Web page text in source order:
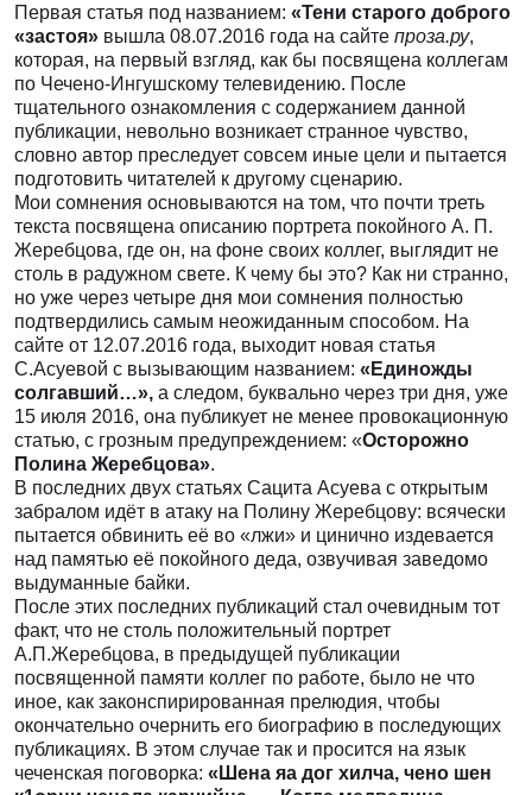
Первая статья под названием: «Тени старого доброго
«застоя» вышла 08.07.2016 года на сайте проза.ру,
которая, на первый взгляд, как бы посвящена коллегам
по Чечено-Ингушскому телевидению. После
тщательного ознакомления с содержанием данной
публикации, невольно возникает странное чувство,
словно автор преследует совсем иные цели и пытается
подготовить читателей к другому сценарию.
Мои сомнения основываются на том, что почти треть
текста посвящена описанию портрета покойного А. П.
Жеребцова, где он, на фоне своих коллег, выглядит не
столь в радужном свете. К чему бы это? Как ни странно,
но уже через четыре дня мои сомнения полностью
подтвердились самым неожиданным способом. На
сайте от 12.07.2016 года, выходит новая статья
С.Асуевой с вызывающим названием: «Единожды
солгавший…», а следом, буквально через три дня, уже
15 июля 2016, она публикует не менее провокационную
статью, с грозным предупреждением: «Осторожно
Полина Жеребцова».
В последних двух статьях Сацита Асуева с открытым
забралом идёт в атаку на Полину Жеребцову: всячески
пытается обвинить её во «лжи» и цинично издевается
над памятью её покойного деда, озвучивая заведомо
выдуманные байки.
После этих последних публикаций стал очевидным тот
факт, что не столь положительный портрет
А.П.Жеребцова, в предыдущей публикации
посвященной памяти коллег по работе, было не что
иное, как законспирированная прелюдия, чтобы
окончательно очернить его биографию в последующих
публикациях. В этом случае так и просится на язык
чеченская поговорка: «Шена яа дог хилча, чено шен